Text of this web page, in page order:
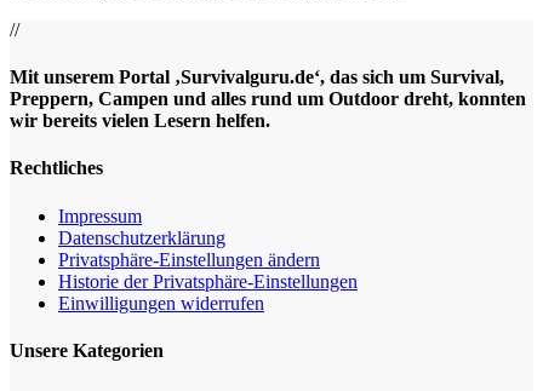
//
Mit unserem Portal ‚Survivalguru.de‘, das sich um Survival,
Preppern, Campen und alles rund um Outdoor dreht, konnten
wir bereits vielen Lesern helfen.
Rechtliches
Impressum
Datenschutzerklärung
Privatsphäre-Einstellungen ändern
Historie der Privatsphäre-Einstellungen
Einwilligungen widerrufen
Unsere Kategorien